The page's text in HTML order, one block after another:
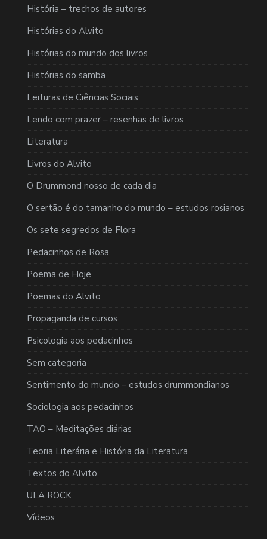
História – trechos de autores
Histórias do Alvito
Histórias do mundo dos livros
Histórias do samba
Leituras de Ciências Sociais
Lendo com prazer – resenhas de livros
Literatura
Livros do Alvito
O Drummond nosso de cada dia
O sertão é do tamanho do mundo – estudos rosianos
Os sete segredos de Flora
Pedacinhos de Rosa
Poema de Hoje
Poemas do Alvito
Propaganda de cursos
Psicologia aos pedacinhos
Sem categoria
Sentimento do mundo – estudos drummondianos
Sociologia aos pedacinhos
TAO – Meditações diárias
Teoria Literária e História da Literatura
Textos do Alvito
ULA ROCK
Vídeos